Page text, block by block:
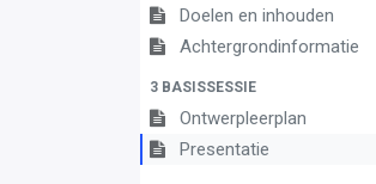
Doelen en inhouden
Achtergrondinformatie
3 BASISSESSIE
Ontwerpleerplan
Presentatie